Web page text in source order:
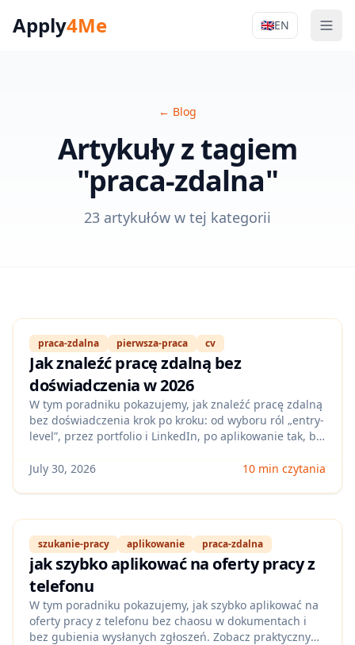
Apply4Me 🇬🇧EN
Apply4Me
← Blog
Artykuły z tagiem
"praca-zdalna"
23 artykułów w tej kategorii
praca-zdalna pierwsza-praca cv
Jak znaleźć pracę zdalną bez
doświadczenia w 2026
W tym poradniku pokazujemy, jak znaleźć pracę zdalną
bez doświadczenia krok po kroku: od wyboru ról „entry-
level”, przez portfolio i LinkedIn, po aplikowanie tak, by
przykłady projektów do CV i praktyczne sposoby na
July 30, 2026 10 min czytania
szukanie-pracy aplikowanie praca-zdalna
jak szybko aplikować na oferty pracy z
telefonu
W tym poradniku pokazujemy, jak szybko aplikować na
oferty pracy z telefonu bez chaosu w dokumentach i
bez gubienia wysłanych zgłoszeń. Zobacz praktyczny